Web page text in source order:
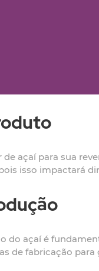
açaí para sua
isso impactará
do açaí é
de fabricação